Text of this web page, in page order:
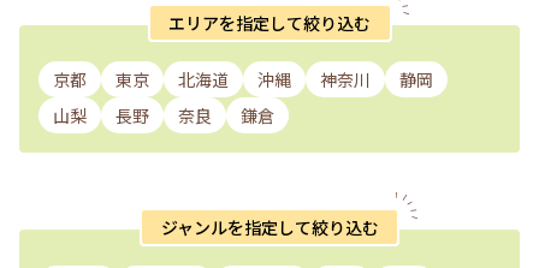
エリアを指定して絞り込む
京都 東京 北海道 沖縄 神奈川
静岡
山梨
長野 奈良 鎌倉
ジャンルを指定して絞り込む